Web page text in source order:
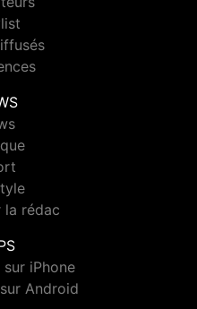
la rédac
iPhone
Android